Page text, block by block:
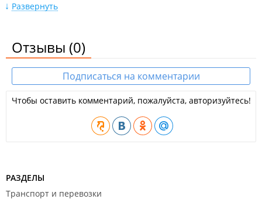
Работы проводятся методом промышленного альпинизма.
Компания работает на рынке 10 лет. Предоставляет 3 года
гарантии.
Работа в городе Владивосток, Артем, о. Попова, возможен
Развернуть
Отзывы (0)
Подписаться на комментарии
Чтобы оставить комментарий, пожалуйста, авторизуйтесь!
РАЗДЕЛЫ
Транспорт и перевозки